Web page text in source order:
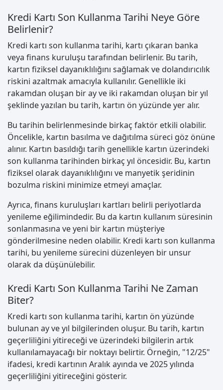
Kredi Kartı Son Kullanma Tarihi Neye Göre
Belirlenir?
Kredi kartı son kullanma tarihi, kartı çıkaran banka
veya finans kuruluşu tarafından belirlenir. Bu tarih,
kartın fiziksel dayanıklılığını sağlamak ve dolandırıcılık
riskini azaltmak amacıyla kullanılır. Genellikle iki
rakamdan oluşan bir ay ve iki rakamdan oluşan bir yıl
şeklinde yazılan bu tarih, kartın ön yüzünde yer alır.
Bu tarihin belirlenmesinde birkaç faktör etkili olabilir.
Öncelikle, kartın basılma ve dağıtılma süreci göz önüne
alınır. Kartın basıldığı tarih genellikle kartın üzerindeki
son kullanma tarihinden birkaç yıl öncesidir. Bu, kartın
fiziksel olarak dayanıklılığını ve manyetik şeridinin
bozulma riskini minimize etmeyi amaçlar.
Ayrıca, finans kuruluşları kartları belirli periyotlarda
yenileme eğilimindedir. Bu da kartın kullanım süresinin
sonlanmasına ve yeni bir kartın müşteriye
gönderilmesine neden olabilir. Kredi kartı son kullanma
tarihi, bu yenileme sürecini düzenleyen bir unsur
olarak da düşünülebilir.
Kredi Kartı Son Kullanma Tarihi Ne Zaman
Biter?
Kredi kartı son kullanma tarihi, kartın ön yüzünde
bulunan ay ve yıl bilgilerinden oluşur. Bu tarih, kartın
geçerliliğini yitireceği ve üzerindeki bilgilerin artık
kullanılamayacağı bir noktayı belirtir. Örneğin, "12/25"
ifadesi, kredi kartının Aralık ayında ve 2025 yılında
geçerliliğini yitireceğini gösterir.